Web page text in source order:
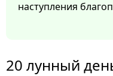
наступления
20 лунный